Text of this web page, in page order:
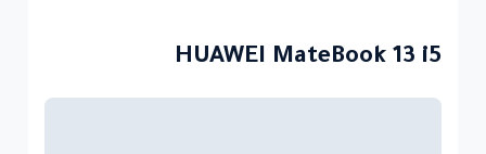
HUAWEI MateBook 13 i5